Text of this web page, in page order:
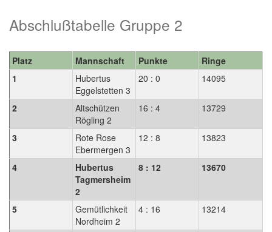
Abschlußtabelle Gruppe 2
Platz Mannschaft Punkte
Ringe
1
Hubertus
Eggelstetten 3
20 : 0 14095
2
Altschützen
Rögling 2
16 : 4 13729
3
Rote Rose
Ebermergen 3
12 : 8 13823
4
Hubertus
Tagmersheim
2
8 : 12 13670
5
Gemütlichkeit
Nordheim 2
4 : 16 13214